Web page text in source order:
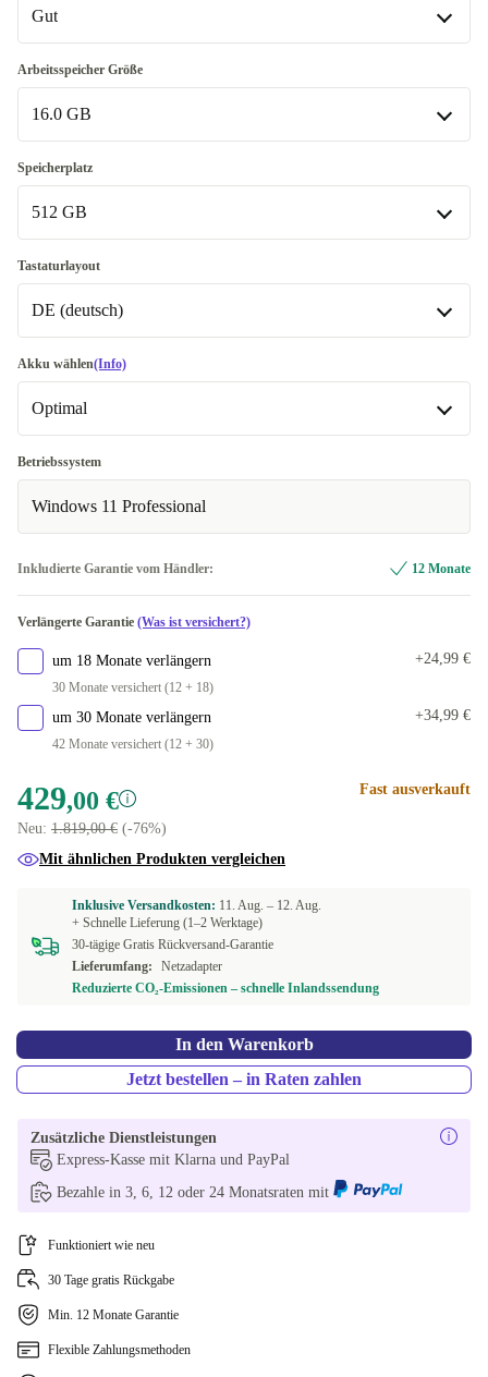
Gut
Gut
Sehr gut +10,00 €
Exzellent
Arbeitsspeicher Größe
16.0 GB
16.0 GB
32.0 GB +461,00 €
64.0 GB
Speicherplatz
512 GB
512 GB
1000 GB +476,00 €
2000 GB
Tastaturlayout
DE (deutsch)
DE (deutsch)
In anderen Kombinationen verfügbar
US (US englisch)
FR (französisch)
Akku wählen(Info)
Optimal
Optimal
In anderen Kombinationen verfügbar
Neu
Betriebssystem
Windows 11 Professional
Inkludierte Garantie vom Händler: 12 Monate
Verlängerte Garantie (Was ist versichert?)
um 18 Monate verlängern
30 Monate versichert (12 + 18)
+24,99 €
um 30 Monate verlängern
42 Monate versichert (12 + 30)
+34,99 €
429,00 €
Neu: 1.819,00 € (-76%)
Fast ausverkauft
Mit ähnlichen Produkten vergleichen
Inklusive Versandkosten: 11. Aug. – 12. Aug.
+ Schnelle Lieferung (1–2 Werktage)
30-tägige Gratis Rückversand-Garantie
Lieferumfang:
Netzadapter
Reduzierte CO₂-Emissionen – schnelle Inlandssendung
In den Warenkorb
Jetzt bestellen – in Raten zahlen
Zusätzliche Dienstleistungen
Express-Kasse mit Klarna und PayPal
Bezahle in 3, 6, 12 oder 24 Monatsraten mit
Funktioniert wie neu
30 Tage gratis Rückgabe
Min. 12 Monate Garantie
Flexible Zahlungsmethoden